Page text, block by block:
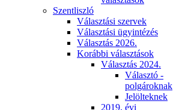
Szentliszló
Választási szervek
Választási ügyintézés
Választás 2026.
Korábbi választások
Választás 2024.
Választó -
polgároknak
Jelölteknek
2019. évi